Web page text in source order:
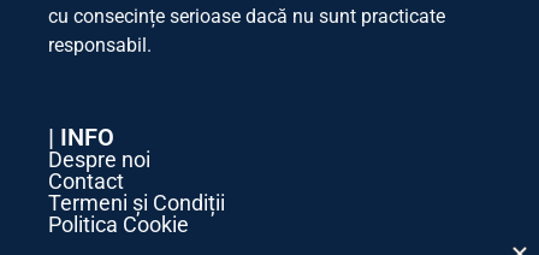
cu consecințe serioase dacă nu sunt practicate
responsabil.
| INFO
Despre noi
Contact
Termeni și Condiții
Politica Cookie